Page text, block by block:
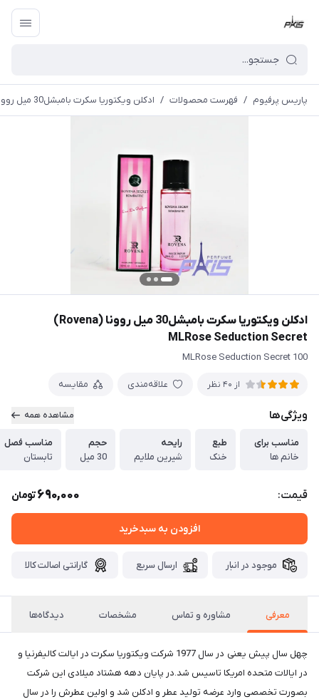
پاریس پرفیوم / فهرست محصولات / ادکلن ویکتوریا سکرت بامبشل30 میل روونا (Rovena) MLRose Seduction Secret
ادکلن ویکتوریا سکرت بامبشل30 میل روونا (Rovena)
MLRose Seduction Secret
100 MLRose Seduction Secret
از 40 نظر علاقه‌مندی مقایسه
ویژگی‌ها مشاهده همه
مناسب برای
خانم ها
طبع
خنک
رایحه
شیرین ملایم
حجم
30 میل
مناسب فصل
تابستان
قیمت: 690,000تومان
افزودن به سبدخرید
موجود در انبار ارسال سریع گارانتی اصالت کالا
معرفی مشاوره و تماس مشخصات دیدگاه‌ها
چهل سال پیش یعنی در سال 1977 شرکت ویکتوریا سکرت در ایالت کالیفرنیا و
در ایالات متحده امریکا تاسیس شد.در پایان دهه هشتاد میلادی این شرکت
بصورت تخصصی وارد عرضه تولید عطر و ادکلن شد و اولین عطرش را در سال